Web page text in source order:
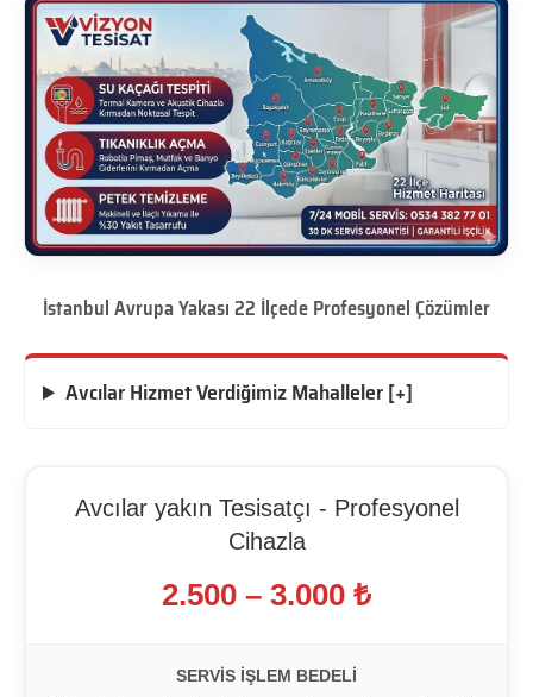
İstanbul Avrupa Yakası 22 İlçede Profesyonel Çözümler
Avcılar Hizmet Verdiğimiz Mahalleler [+]
Avcılar yakın Tesisatçı - Profesyonel
Cihazla
2.500 – 3.000 ₺
SERVIS İŞLEM BEDELI